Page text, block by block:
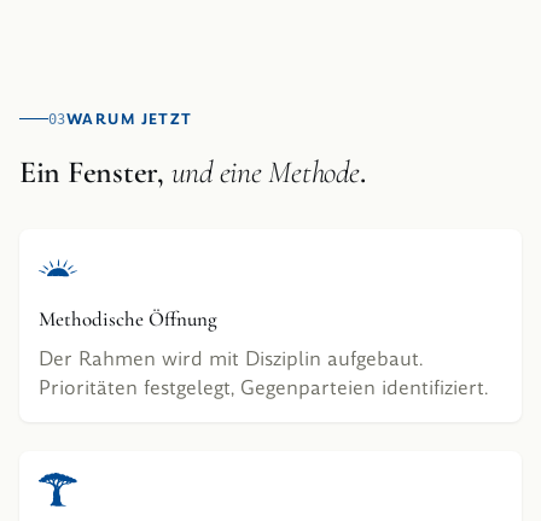
03WARUM JETZT
Ein Fenster, und eine Methode.
Methodische Öffnung
Der Rahmen wird mit Disziplin aufgebaut.
Prioritäten festgelegt, Gegenparteien identifiziert.